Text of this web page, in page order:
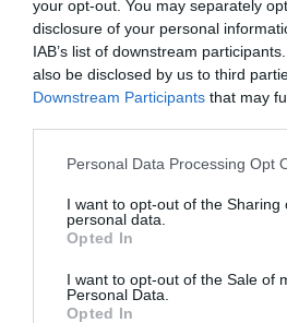
your opt-out. You may separately
disclosure of your personal
IAB’s list of downstream
also be disclosed by us to third
Downstream Participants that may
Personal Data Processing Opt
I want to opt-out of the Sharing
personal data.
Opted In
I want to opt-out of the Sale of
Personal Data.
Opted In
ΠΑΙΔΙ / ΝΕΑ
05.08.2026 | 12.18
Τα Στενά
Παπούτσια,
σκηνοθεσία
Αθανασίας
Καλογιάννη
στον
Κινηματογράφο
Αθηναία